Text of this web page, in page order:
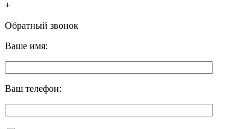
+
Обратный звонок
Ваше имя:
Ваш телефон: